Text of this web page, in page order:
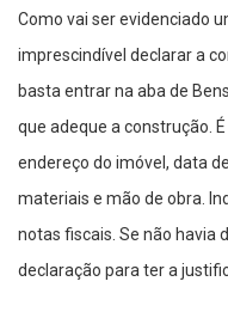
Como vai ser evidenciado
imprescindível declarar a
basta entrar na aba de
que adeque a construção.
endereço do imóvel, data
materiais e mão de obra.
notas fiscais. Se não havia
declaração para ter a